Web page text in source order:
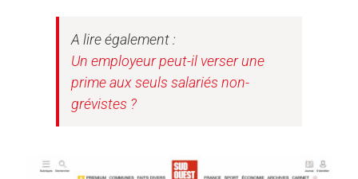
A lire également :
Un employeur peut-il verser une
prime aux seuls salariés non-
grévistes ?